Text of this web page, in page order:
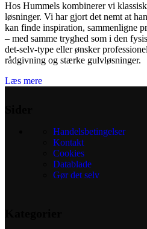
Hos Hummels kombinerer vi
løsninger. Vi har gjort det nemt at
kan finde inspiration, sammenligne
– med samme tryghed som i den
det-selv-type eller ønsker
rådgivning og stærke gulvløsninger.
Læs mere
Handelsbetingelser
Kontakt
Cookies
Datablade
Gør det selv